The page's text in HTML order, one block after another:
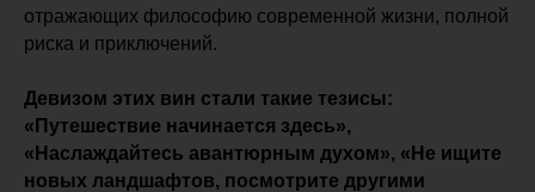
отражающих философию современной жизни, полной
риска и приключений.
Девизом этих вин стали такие тезисы:
«Путешествие начинается здесь»,
«Наслаждайтесь авантюрным духом», «Не ищите
новых ландшафтов, посмотрите другими